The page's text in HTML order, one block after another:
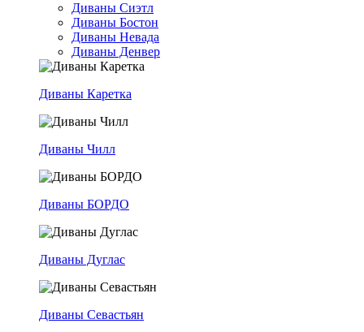
Диваны Сиэтл
Диваны Бостон
Диваны Невада
Диваны Денвер
Диваны Каретка
Диваны Чилл
Диваны БОРДО
Диваны Дуглас
Диваны Севастьян